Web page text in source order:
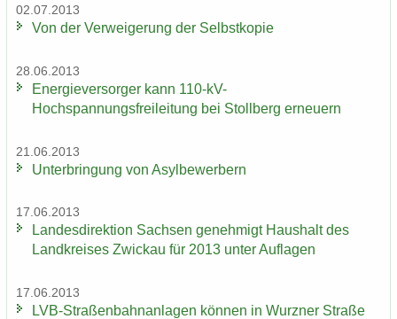
02.07.2013
Von der Ver­wei­ge­rung der Selbst­ko­pie
28.06.2013
En­er­gie­ver­sor­ger kann 110-​kV-
Hochspannungsfreileitung bei Stoll­berg er­neu­ern
21.06.2013
Un­ter­brin­gung von Asyl­be­wer­bern
17.06.2013
Lan­des­di­rek­ti­on Sach­sen ge­neh­migt Haus­halt des
Land­krei­ses Zwi­ckau für 2013 unter Auf­la­gen
17.06.2013
LVB-​Straßenbahnanlagen kön­nen in Wurz­ner Stra­ße